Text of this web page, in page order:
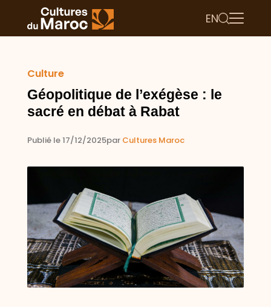
EN
Culture
Géopolitique de l’exégèse : le
sacré en débat à Rabat
Publié le 17/12/2025par Cultures Maroc